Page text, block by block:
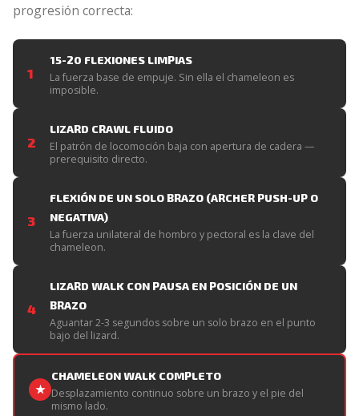
progresión correcta:
1
15-20 FLEXIONES LIMPIAS
La fuerza base de empuje. Sin ella el chameleon es
imposible.
2
LIZARD CRAWL FLUIDO
El patrón de locomoción baja con apertura de cadera —
prerequisito directo.
3
FLEXIÓN DE UN SOLO BRAZO (ARCHER PUSH-UP O
NEGATIVA)
La fuerza unilateral de hombro y pectoral es la clave del
chameleon.
4
LIZARD WALK CON PAUSA EN POSICIÓN DE UN
BRAZO
Aguantar 2-3 segundos sobre un solo brazo en el punto
bajo del lizard.
★
CHAMELEON WALK COMPLETO
Desplazamiento continuo sobre un brazo y el pie del
mismo lado.